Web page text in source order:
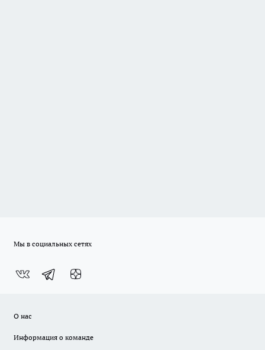
Мы в социальных сетях
О нас
Информация о команде